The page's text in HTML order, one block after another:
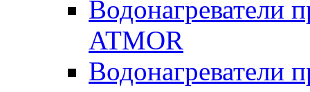
Водонагреватели
ATMOR
Водонагреватели